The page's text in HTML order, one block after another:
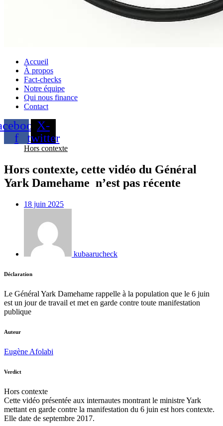
Accueil
À propos
Fact-checks
Notre équipe
Qui nous finance
Contact
f
X-
twitter
Hors contexte
Hors contexte, cette vidéo du Général
Yark Damehame n’est pas récente
18 juin 2025
kubaarucheck
Déclaration
Le Général Yark Damehame rappelle à la population que le 6 juin
est un jour de travail et met en garde contre toute manifestation
publique
Auteur
Eugène Afolabi
Verdict
Hors contexte
Cette vidéo présentée aux internautes montrant le ministre Yark
mettant en garde contre la manifestation du 6 juin est hors contexte.
Elle date de septembre 2017.